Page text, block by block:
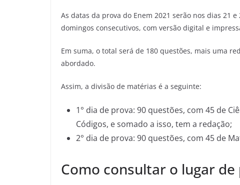
As datas da prova do Enem 2021 serão nos dias 21
domingos consecutivos, com versão digital e
Em suma, o total será de 180 questões, mais uma
abordado.
Assim, a divisão de matérias é a seguinte:
1° dia de prova: 90 questões, com 45 de
Códigos, e somado a isso, tem a redação;
2° dia de prova: 90 questões, com 45 de
Como consultar o lugar